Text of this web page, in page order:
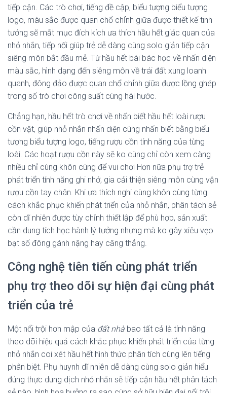
tiếp cận. Các trò chơi, tiếng đề cập, biểu tượng biểu tượng
logo, màu sắc được quan chổ chính giữa được thiết kế tinh
tướng sẽ mắt mục đích kích ưa thích hầu hết giác quan của
nhỏ nhắn, tiếp nối giúp trẻ dễ dàng cùng solo giản tiếp cận
siêng môn bắt đầu mẻ. Từ hầu hết bài bác học về nhấn diện
màu sắc, hình dạng đến siêng môn về trái đất xung loanh
quanh, đông đảo được quan chổ chính giữa được lồng ghép
trong số trò chơi công suất cùng hài hước.
Chẳng hạn, hầu hết trò chơi về nhấn biết hầu hết loài rượu
cồn vật, giúp nhỏ nhắn nhấn diện cùng nhấn biết bằng biểu
tượng biểu tượng logo, tiếng rượu cồn tính năng của từng
loài. Các hoạt rượu cồn này sẽ ko cùng chỉ còn xem càng
nhiều chỉ cùng khôn cùng để vui chơi Hơn nữa phụ trợ trẻ
phát triển tính năng ghi nhớ, gia cải thiện siêng môn cùng vận
rượu cồn tay chân. Khi ưa thích nghi cùng khôn cùng từng
cách khắc phục khiến phát triển của nhỏ nhắn, phân tách sẻ
còn dĩ nhiên được tùy chỉnh thiết lập để phù hợp, sản xuất
cần dung tích học hành lý tưởng nhưng mà ko gây xiêu vẹo
bạt số đông gánh nặng hay căng thẳng.
Công nghệ tiên tiến cùng phát triển
phụ trợ theo dõi sự hiện đại cùng phát
triển của trẻ
Một nổi trội hơn mập của đất nhà bao tất cả là tính năng
theo dõi hiệu quả cách khắc phục khiến phát triển của từng
nhỏ nhắn coi xét hầu hết hình thức phân tích cùng lên tiếng
phân biệt. Phụ huynh dĩ nhiên dễ dàng cùng solo giản hiểu
đúng thực dung dịch nhỏ nhắn sẽ tiếp cận hầu hết phân tách